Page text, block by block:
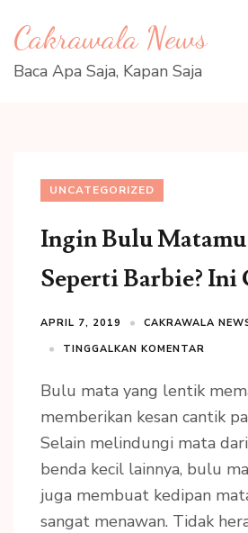
ke
konten
Cakrawala News
Baca Apa Saja, Kapan Saja
UNCATEGORIZED
Ingin Bulu
Seperti Barbie? Ini
APRIL 7, 2019
CAKRAWALA
TINGGALKAN KOMENTAR
Bulu mata yang lentik
memberikan kesan cantik
Selain melindungi mata
benda kecil lainnya, bulu
juga membuat kedipan
sangat menawan. Tidak